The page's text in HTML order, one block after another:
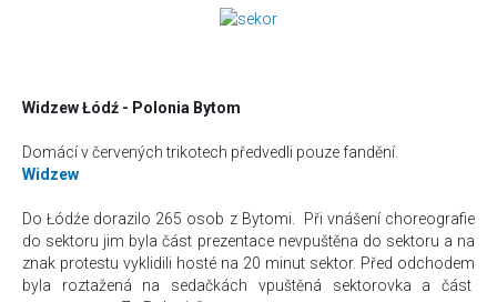
Widzew Łódź - Polonia Bytom
Domácí v červených trikotech předvedli pouze fandění.
Widzew
DoŁódźe dorazilo 265 osob z Bytomi.
Při vnášení choreografie
do sektoru jim byla část prezentace nevpuštěna do sektoru a na
znak protestu vyklidili hosté na 20 minut sektor. Před odchodem
byla roztažená na sedačkách vpuštěná sektorovka a část